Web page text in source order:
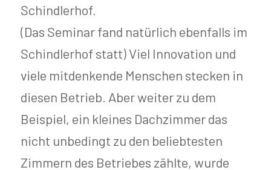
Schindlerhof.
(Das Seminar fand natürlich ebenfalls im
Schindlerhof statt) Viel Innovation und
viele mitdenkende Menschen stecken in
diesen Betrieb. Aber weiter zu dem
Beispiel, ein kleines Dachzimmer das
nicht unbedingt zu den beliebtesten
Zimmern des Betriebes zählte, wurde